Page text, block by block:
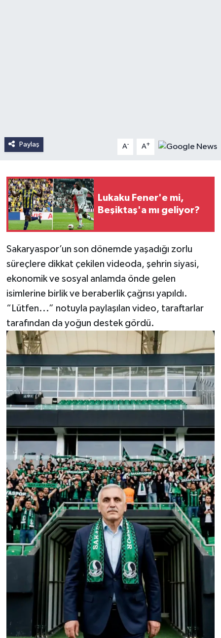
Paylaş A- A+
Lukaku Fener'e mi,
Beşiktaş'a mı geliyor?
Sakaryaspor’un son dönemde yaşadığı zorlu
süreçlere dikkat çekilen videoda, şehrin siyasi,
ekonomik ve sosyal anlamda önde gelen
isimlerine birlik ve beraberlik çağrısı yapıldı.
“Lütfen...” notuyla paylaşılan video, taraftarlar
tarafından da yoğun destek gördü.